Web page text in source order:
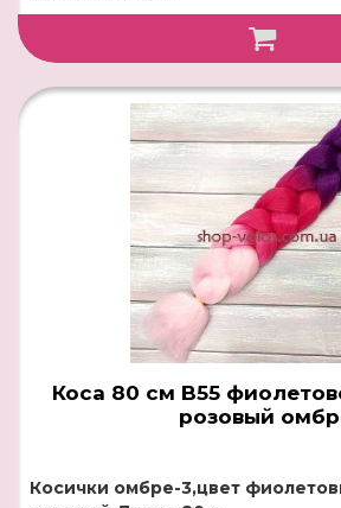
Коса 80 см B55
розовый
Косички омбре-3,цвет